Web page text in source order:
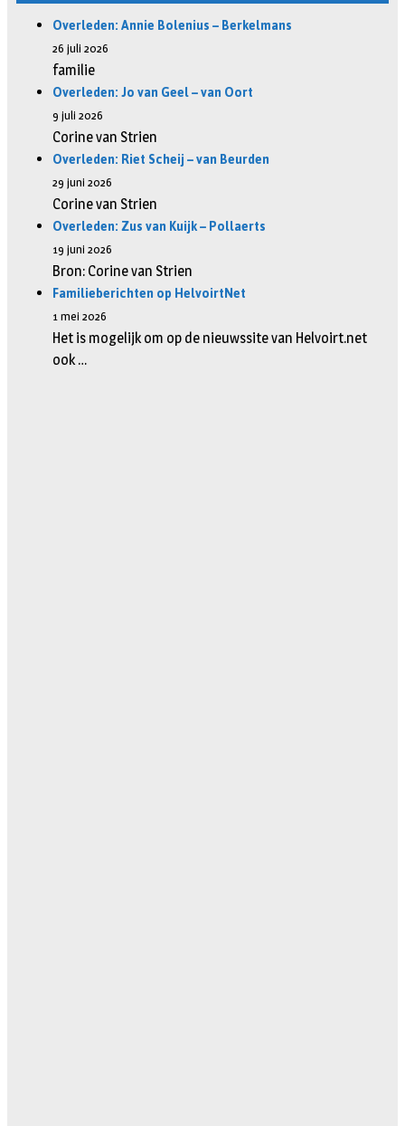
Overleden: Annie Bolenius – Berkelmans
26 juli 2026
familie
Overleden: Jo van Geel – van Oort
9 juli 2026
Corine van Strien
Overleden: Riet Scheij – van Beurden
29 juni 2026
Corine van Strien
Overleden: Zus van Kuijk – Pollaerts
19 juni 2026
Bron: Corine van Strien
Familieberichten op HelvoirtNet
1 mei 2026
Het is mogelijk om op de nieuwssite van Helvoirt.net
ook …